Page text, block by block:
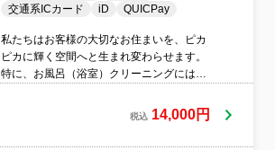
交通系ICカード
iD QUICPay
私たちはお客様の大切なお住まいを、ピカ
ピカに輝く空間へと生まれ変わらせます。
特に、お風呂（浴室）クリーニングには自
活かし、なかなか手が届かない箇所や蓄積
された汚れなどをきれいに落とします。お
税込 14,000円